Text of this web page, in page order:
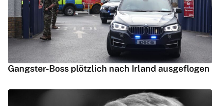
Gangster-Boss plötzlich nach Irland ausgeflogen